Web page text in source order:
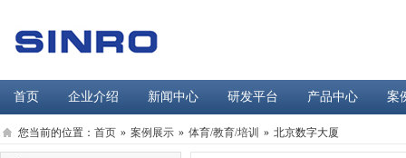
首页 企业介绍 新闻中心 研发平台 产品中心 案
您当前的位置： 首页 » 案例展示 » 体育/教育/培训 » 北京数字大厦